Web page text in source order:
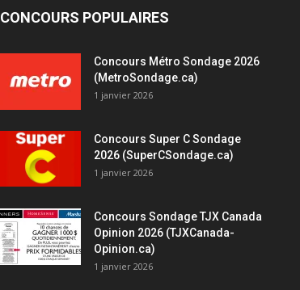
CONCOURS POPULAIRES
Concours Métro Sondage 2026
(MetroSondage.ca)
1 janvier 2026
Concours Super C Sondage
2026 (SuperCSondage.ca)
1 janvier 2026
Concours Sondage TJX Canada
Opinion 2026 (TJXCanada-
Opinion.ca)
1 janvier 2026